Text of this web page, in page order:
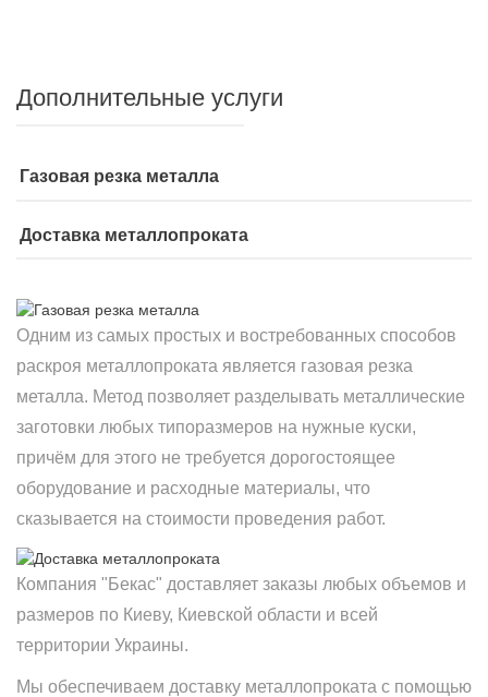
Дополнительные услуги
Газовая резка металла
Доставка металлопроката
Одним из самых простых и востребованных способов
раскроя металлопроката является газовая резка
металла. Метод позволяет разделывать металлические
заготовки любых типоразмеров на нужные куски,
причём для этого не требуется дорогостоящее
оборудование и расходные материалы, что
сказывается на стоимости проведения работ.
Компания "Бекас" доставляет заказы любых объемов и
размеров по Киеву, Киевской области и всей
территории Украины.
Мы обеспечиваем доставку металлопроката с помощью